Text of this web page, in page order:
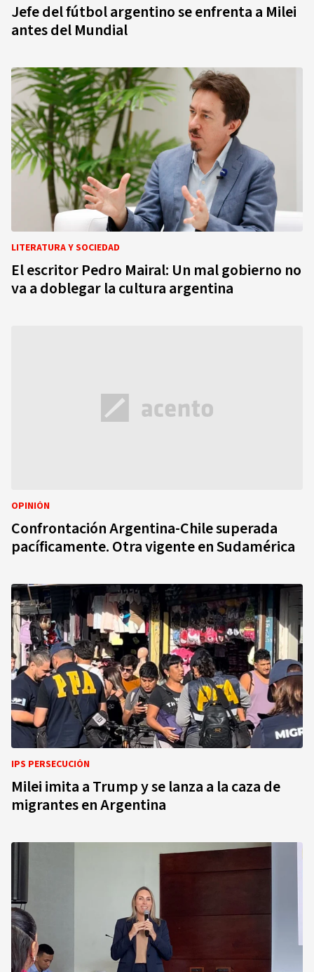
Jefe del fútbol argentino se enfrenta a Milei
antes del Mundial
LITERATURA Y SOCIEDAD
El escritor Pedro Mairal: Un mal gobierno no
va a doblegar la cultura argentina
OPINIÓN
Confrontación Argentina-Chile superada
pacíficamente. Otra vigente en Sudamérica
IPS PERSECUCIÓN
Milei imita a Trump y se lanza a la caza de
migrantes en Argentina